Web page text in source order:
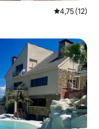
Gemiddelde
4,75 (12)